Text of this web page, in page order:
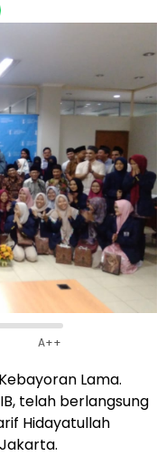
A++
Lama.
telah berlangsung
Hidayatullah